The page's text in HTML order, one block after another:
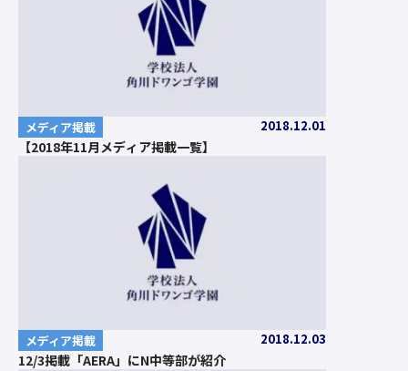
メディア掲載 2018.12.01
【2018年11月メディア掲載一覧】
メディア掲載 2018.12.03
12/3掲載「AERA」にN中等部が紹介